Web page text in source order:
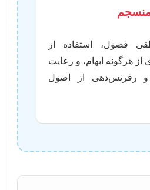
فصول، استفاده از
از هرگونه ابهام، و رعایت
رفرنس‌دهی از اصول